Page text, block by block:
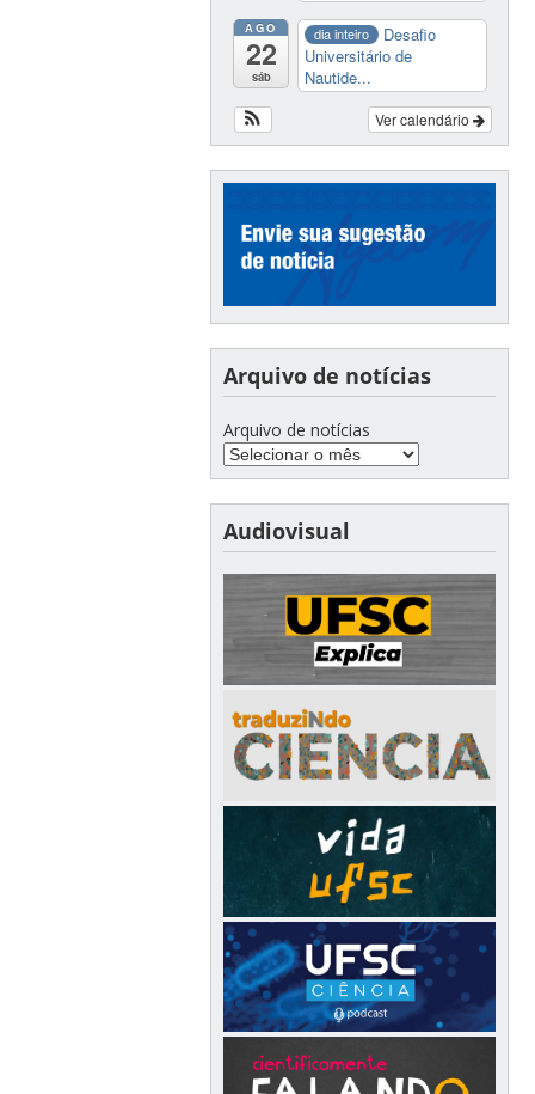
AGO
22
sáb
dia inteiro
Desafio
Universitário de
Nautide...
Ver calendário
Arquivo de notícias
Arquivo de notícias
Audiovisual